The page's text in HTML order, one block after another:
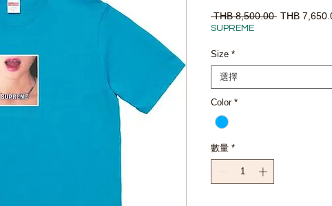
THB 8,500.00 一THB
SUPREME
Size *
選擇
Color *
數量 *